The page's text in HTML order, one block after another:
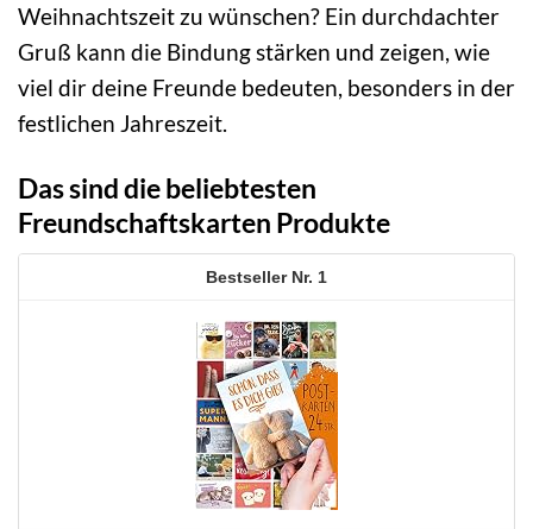
Weihnachtszeit zu wünschen? Ein durchdachter
Gruß kann die Bindung stärken und zeigen, wie
viel dir deine Freunde bedeuten, besonders in der
festlichen Jahreszeit.
Das sind die beliebtesten
Freundschaftskarten Produkte
1